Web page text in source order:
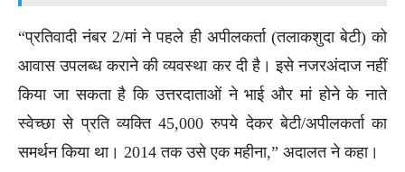
“प्रतिवादी नंबर 2/मां ने पहले ही अपीलकर्ता (तलाकशुदा बेटी) को
आवास उपलब्ध कराने की व्यवस्था कर दी है। इसे नजरअंदाज नहीं
किया जा सकता है कि उत्तरदाताओं ने भाई और मां होने के नाते
स्वेच्छा से प्रति व्यक्ति 45,000 रुपये देकर बेटी/अपीलकर्ता का
समर्थन किया था। 2014 तक उसे एक महीना,” अदालत ने कहा।